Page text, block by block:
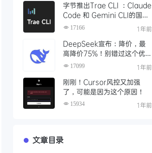
字节推出Trae CLI ：Claude
Code 和 Gemini CLI的国产
平替 ？手把手教你如何安装
17166 1年前
DeepSeek宣布：降价，最
高降价75%！别错过这个优
惠时段，赶紧充值
17099 1年前
刚刚！Cursor风控又加强
了，可能是因为这个原因！
15934 1年前
文章目录